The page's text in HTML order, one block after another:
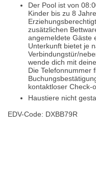
Der Pool ist von
Kinder bis zu 8
zusätzlichen
angemeldete Gäste
Unterkunft bietet je
Verbindungstür/
wende dich mit
Die Telefonnummer
kontaktloser Check-
Haustiere nicht
EDV-Code: DXBB79R